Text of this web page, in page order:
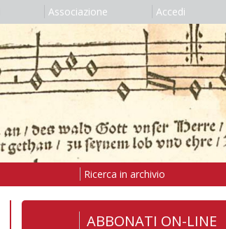
Associazione Accedi
Ricerca in archivio
ABBONATI ON-LINE